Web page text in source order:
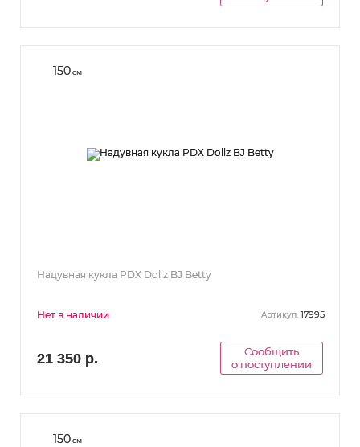
150см
Надувная кукла PDX Dollz BJ Betty
Нет в наличии Артикул: 17995
21 350 р.
Сообщить
о поступлении
150см